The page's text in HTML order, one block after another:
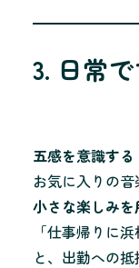
3. 日常
五感を意識する
お気に入りの
小さな楽しみを
「仕事帰りに
と、出勤への抵